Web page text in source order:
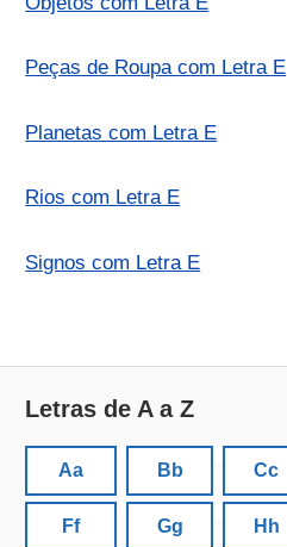
Peças de Roupa com Letra E
Planetas com Letra E
Rios com Letra E
Signos com Letra E
Letras de A a Z
Aa Bb Cc
Ff Gg Hh